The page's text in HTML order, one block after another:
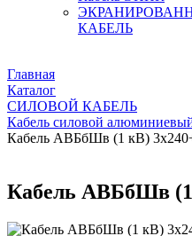
КАБЕЛЬ
Главная
Каталог
СИЛОВОЙ КАБЕЛЬ
Кабель силовой
Кабель АВБбШв (1 кВ)
Кабель АВБбШв (1